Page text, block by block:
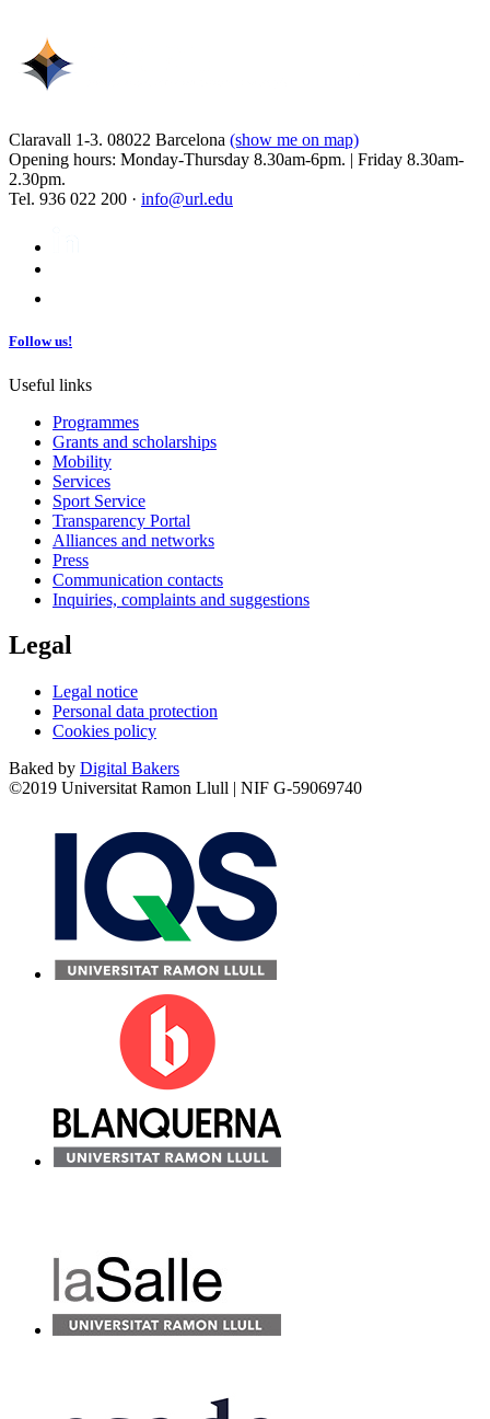
Claravall 1-3. 08022 Barcelona (show me on map)
Opening hours: Monday-Thursday 8.30am-6pm. | Friday 8.30am-
2.30pm.
Tel. 936 022 200 · info@url.edu
Follow us!
Useful links
Programmes
Grants and scholarships
Mobility
Services
Sport Service
Transparency Portal
Alliances and networks
Press
Communication contacts
Inquiries, complaints and suggestions
Legal
Legal notice
Personal data protection
Cookies policy
Baked by Digital Bakers
©2019 Universitat Ramon Llull | NIF G-59069740